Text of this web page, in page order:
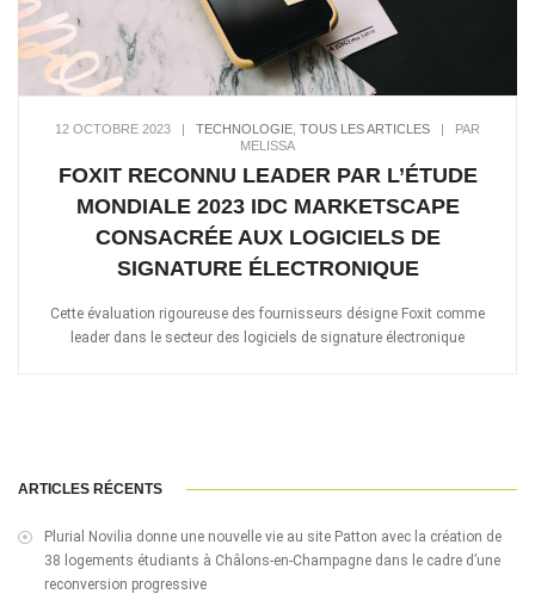
12 OCTOBRE 2023 | TECHNOLOGIE TOUS LES ARTICLES | PAR
MELISSA
FOXIT RECONNU LEADER PAR L’ÉTUDE
MONDIALE 2023 IDC MARKETSCAPE
CONSACRÉE AUX LOGICIELS DE
SIGNATURE ÉLECTRONIQUE
Cette évaluation rigoureuse des fournisseurs désigne Foxit comme
leader dans le secteur des logiciels de signature électronique
ARTICLES RÉCENTS
Plurial Novilia donne une nouvelle vie au site Patton avec la création de
38 logements étudiants à Châlons-en-Champagne dans le cadre d’une
reconversion progressive